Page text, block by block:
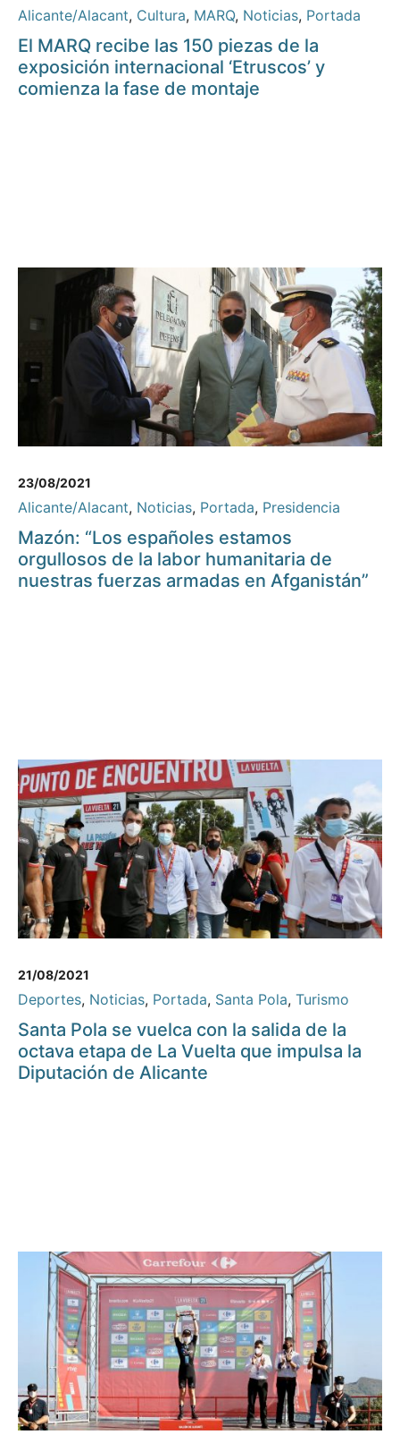
Alicante/Alacant, Cultura, MARQ, Noticias, Portada
El MARQ recibe las 150 piezas de la
exposición internacional ‘Etruscos’ y
comienza la fase de montaje
23/08/2021
Alicante/Alacant, Noticias, Portada, Presidencia
Mazón: “Los españoles estamos
orgullosos de la labor humanitaria de
nuestras fuerzas armadas en Afganistán”
21/08/2021
Deportes, Noticias, Portada, Santa Pola, Turismo
Santa Pola se vuelca con la salida de la
octava etapa de La Vuelta que impulsa la
Diputación de Alicante